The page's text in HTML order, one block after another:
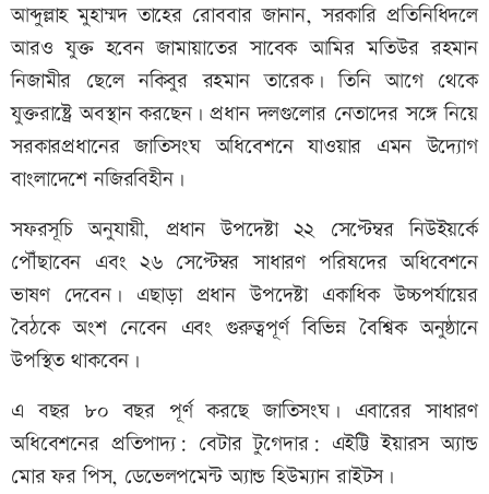
আব্দুল্লাহ মুহাম্মদ তাহের রোববার জানান, সরকারি প্রতিনিধিদলে
আরও যুক্ত হবেন জামায়াতের সাবেক আমির মতিউর রহমান
নিজামীর ছেলে নকিবুর রহমান তারেক। তিনি আগে থেকে
যুক্তরাষ্ট্রে অবস্থান করছেন। প্রধান দলগুলোর নেতাদের সঙ্গে নিয়ে
সরকারপ্রধানের জাতিসংঘ অধিবেশনে যাওয়ার এমন উদ্যোগ
বাংলাদেশে নজিরবিহীন।
সফরসূচি অনুযায়ী, প্রধান উপদেষ্টা ২২ সেপ্টেম্বর নিউইয়র্কে
পৌঁছাবেন এবং ২৬ সেপ্টেম্বর সাধারণ পরিষদের অধিবেশনে
ভাষণ দেবেন। এছাড়া প্রধান উপদেষ্টা একাধিক উচ্চপর্যায়ের
বৈঠকে অংশ নেবেন এবং গুরুত্বপূর্ণ বিভিন্ন বৈশ্বিক অনুষ্ঠানে
উপস্থিত থাকবেন।
এ বছর ৮০ বছর পূর্ণ করছে জাতিসংঘ। এবারের সাধারণ
অধিবেশনের প্রতিপাদ্য: বেটার টুগেদার: এইট্টি ইয়ারস অ্যান্ড
মোর ফর পিস, ডেভেলপমেন্ট অ্যান্ড হিউম্যান রাইটস।